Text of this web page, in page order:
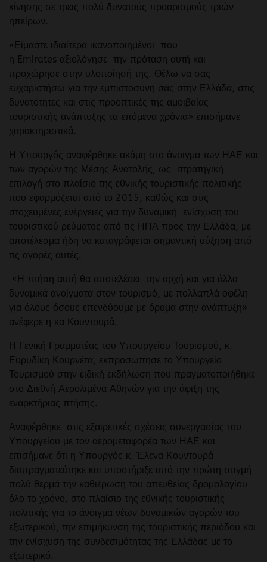
κίνησης σε τρεις πολύ δυνατούς προορισμούς τριών
ηπείρων.
«Είμαστε ιδιαίτερα ικανοποιημένοι που
η Emirates αξιολόγησε την πρόταση αυτή και
προχώρησε στην υλοποίησή της. Θέλω να σας
ευχαριστήσω για την εμπιστοσύνη σας στην Ελλάδα, στις
δυνατότητες και στις προοπτικές της αμοιβαίας
τουριστικής ανάπτυξης τα επόμενα χρόνια» επισήμανε
χαρακτηριστικά.
Η Υπουργός αναφέρθηκε ακόμη στο άνοιγμα των ΗΑΕ και
των αγορών της Μέσης Ανατολής, ως στρατηγική
επιλογή στο πλαίσιο της εθνικής τουριστικής πολιτικής
που εφαρμόζεται από το 2015, καθώς και στις
στοχευμένες ενέργειες για την δυναμική ενίσχυση του
τουριστικού ρεύματος από τις ΗΠΑ προς την Ελλάδα, με
αποτέλεσμα ήδη να καταγράφεται σημαντική αύξηση από
τις αγορές αυτές.
«Η πτήση αυτή θα αποτελέσει την αρχή και για άλλα
δυναμικά ανοίγματα στον τουρισμό, με πολλαπλά οφέλη
για όλους όσους επενδύουμε με όραμα στην ανάπτυξη»
ανέφερε η κα Κουντουρά.
Η Γενική Γραμματέας του Υπουργείου Τουρισμού, κ.
Ευρυδίκη Κουρνέτα, εκπροσώπησε το Υπουργείο
Τουρισμού στην ειδική εκδήλωση που πραγματοποιήθηκε
στο Διεθνή Αερολιμένα Αθηνών για την άφιξη της
εναρκτήριας πτήσης.
Αναφέρθηκε στις εξαιρετικές σχέσεις συνεργασίας του
Υπουργείου με τον αερομεταφορέα των ΗΑΕ και
επισήμανε ότι η Υπουργός κ. Έλενα Κουντουρά
διαπραγματεύτηκε και υποστήριξε από την πρώτη στιγμή
πολύ θερμά την καθιέρωση του απευθείας δρομολογίου
όλο το χρόνο, στο πλαίσιο της εθνικής τουριστικής
πολιτικής για το άνοιγμα νέων δυναμικών αγορών του
εξωτερικού, την επιμήκυνση της τουριστικής περιόδου και
την ενίσχυση της συνδεσιμότητας της Ελλάδας με το
εξωτερικό.